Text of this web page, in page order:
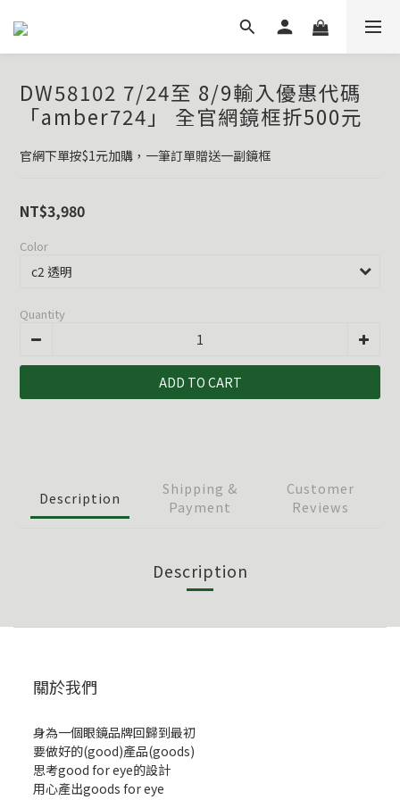
DW58102 7/24至 8/9輸入優惠代碼
「amber724」 全官網鏡框折500元
官網下單按$1元加購，一筆訂單贈送一副鏡框
NT$3,980
Color
Quantity
ADD TO CART
Description
Shipping &
Payment
Customer
Reviews
Description
關於我們
身為一個眼鏡品牌回歸到最初
要做好的(good)產品(goods)
思考good for eye的設計
用心產出goods for eye